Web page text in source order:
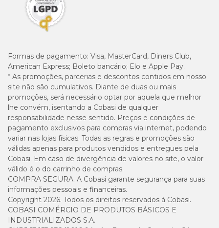
Formas de pagamento: Visa, MasterCard, Diners Club,
American Express; Boleto bancário; Elo e Apple Pay.
* As promoções, parcerias e descontos contidos em nosso
site não são cumulativos. Diante de duas ou mais
promoções, será necessário optar por aquela que melhor
lhe convém, isentando a Cobasi de qualquer
responsabilidade nesse sentido. Preços e condições de
pagamento exclusivos para compras via internet, podendo
variar nas lojas físicas. Todas as regras e promoções são
válidas apenas para produtos vendidos e entregues pela
Cobasi. Em caso de divergência de valores no site, o valor
válido é o do carrinho de compras.
COMPRA SEGURA. A Cobasi garante segurança para suas
informações pessoais e financeiras.
Copyright 2026. Todos os direitos reservados à Cobasi.
COBASI COMÉRCIO DE PRODUTOS BÁSICOS E
INDUSTRIALIZADOS S.A.